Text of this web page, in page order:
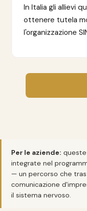
In Italia gli allievi
ottenere tutela
l'organizzazione
Per le aziende:
integrate nel
— un percorso che
comunicazione
il sistema nervoso.